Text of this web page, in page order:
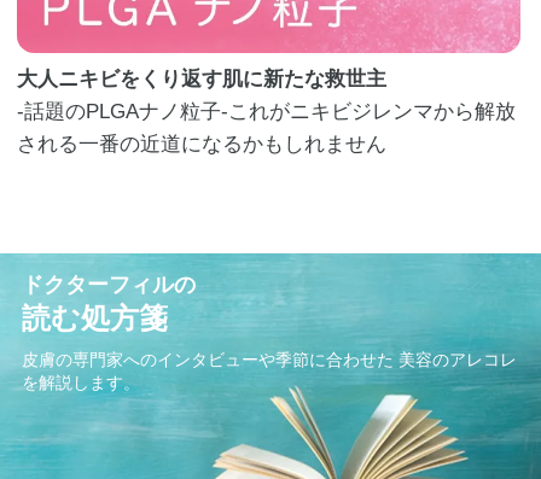
大人ニキビをくり返す肌に新たな救世主
‐話題のPLGAナノ粒子‐これがニキビジレンマから解放
される一番の近道になるかもしれません
ドクターフィルの
読む処方箋
皮膚の専門家へのインタビューや季節に合わせた 美容のアレコレ
を解説します。